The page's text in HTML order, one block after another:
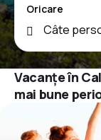
Câte
Vacanțe în
mai bune